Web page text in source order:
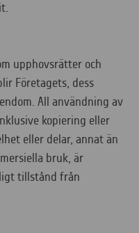
upphovsrätter och
Företagets, dess
All användning av
kopiering eller
eller delar, annat än
bruk, är
tillstånd från